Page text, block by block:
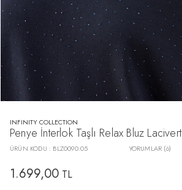
INFINITY COLLECTION
Penye İnterlok Taşlı Relax Bluz Lacivert
ÜRÜN KODU : BLZ0090.05 YORUMLAR (6)
1.699,00 TL